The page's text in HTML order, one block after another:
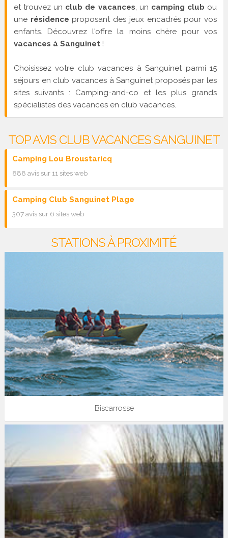
et trouvez un club de vacances , un camping club ou
une résidence proposant des jeux encadrés pour vos
enfants. Découvrez l'offre la moins chère pour vos
vacances à Sanguinet!
Choisissez votre club vacances à Sanguinet parmi 15
séjours en club vacances à Sanguinet proposés par les
sites suivants : Camping-and-co et les plus grands
spécialistes des vacances en club vacances.
TOP AVIS CLUB VACANCES SANGUINET
Camping Lou Broustaricq
888 avis sur 11 sites web
Camping Club Sanguinet Plage
307 avis sur 6 sites web
STATIONS À PROXIMITÉ
Biscarrosse